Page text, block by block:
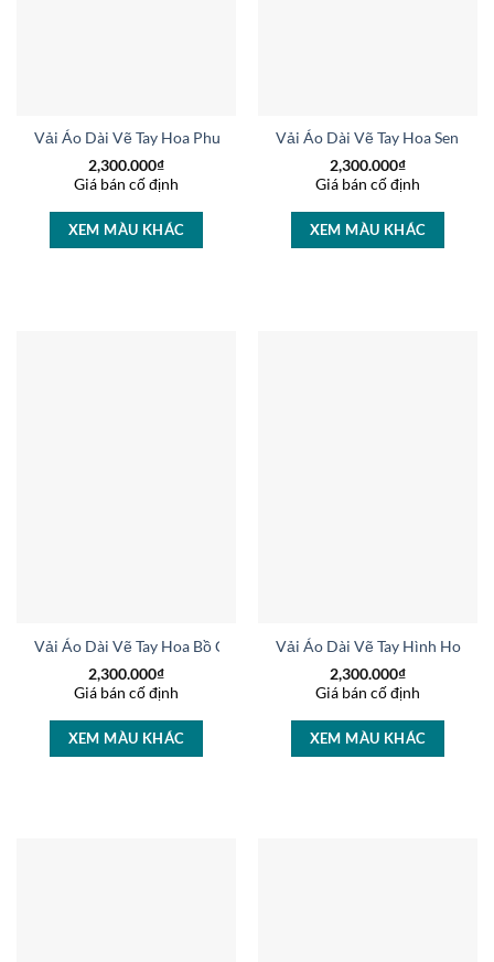
Vải Áo Dài Vẽ Tay Hoa Phượng Và Cầu Tràng Tiền Mới Ra AD
2,300.000₫
Giá bán cố định
XEM MÀU KHÁC
Vải Áo Dài Vẽ Tay Hoa Sen
2,300.000₫
Giá bán cố định
XEM MÀU KHÁC
Vải Áo Dài Vẽ Tay Hoa Bồ Công Anh Độc Đáo AD V50981
2,300.000₫
Giá bán cố định
XEM MÀU KHÁC
Vải Áo Dài Vẽ Tay Hình Hoa
2,300.000₫
Giá bán cố định
XEM MÀU KHÁC